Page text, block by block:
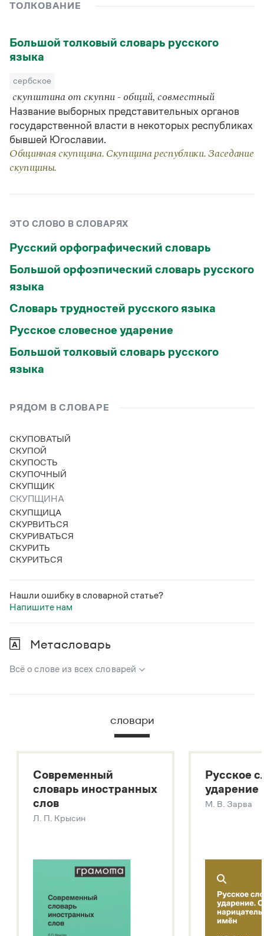
Словари русского языка как государственного
Справочники
Правила русской орфографии и пунктуации
Русский язык. Краткий теоретический курс
для школьников
Письмовник
Справочник по пунктуации
Словарь-справочник трудностей
Справочник по фразеологии
Азбучные истины
Словарь-справочник непростые слова
Статьи
Интервью
Лекции и подкасты
Рекомендуем
Учебник Грамоты
Скороговорки
Издательство
Словари
Научпоп
Учебники и справочники
Все книги
Управление в русском языке
Правила русской орфографии и пунктуации
ТОЛКОВАНИЕ
Большой толковый словарь русского
языка
сербское
скупштина от скупни - общий, совместный
Название выборных представительных органов
государственной власти в некоторых республиках
бывшей Югославии.
Общинная скупщина. Скупщина республики. Заседание
скупщины.
ЭТО СЛОВО В СЛОВАРЯХ
Русский орфографический словарь
Большой орфоэпический словарь русского
языка
Словарь трудностей русского языка
Русское словесное ударение
Большой толковый словарь русского
языка
РЯДОМ В СЛОВАРЕ
СКУПОВАТЫЙ
СКУПОЙ
СКУПОСТЬ
СКУПОЧНЫЙ
СКУПЩИК
СКУПЩИНА
СКУПЩИЦА
СКУРВИТЬСЯ
СКУРИВАТЬСЯ
СКУРИТЬ
СКУРИТЬСЯ
Нашли ошибку в словарной статье?
Напишите нам
Метасловарь
Всё о слове из всех словарей
В метасловаре Грамоты в удобном виде собрана вся
Русский орфографический словарь
Большой толковый словарь русских глаголов
Современный словарь иностранных слов
Звук – технология синтеза платформы
SaluteSpeech
словари
Современный
словарь иностранных
слов
Л. П. Крысин
Русское
ударение
М. В. Зарва